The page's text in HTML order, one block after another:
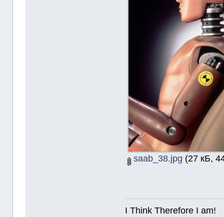
saab_38.jpg (27 кБ,
I Think Therefore I am!